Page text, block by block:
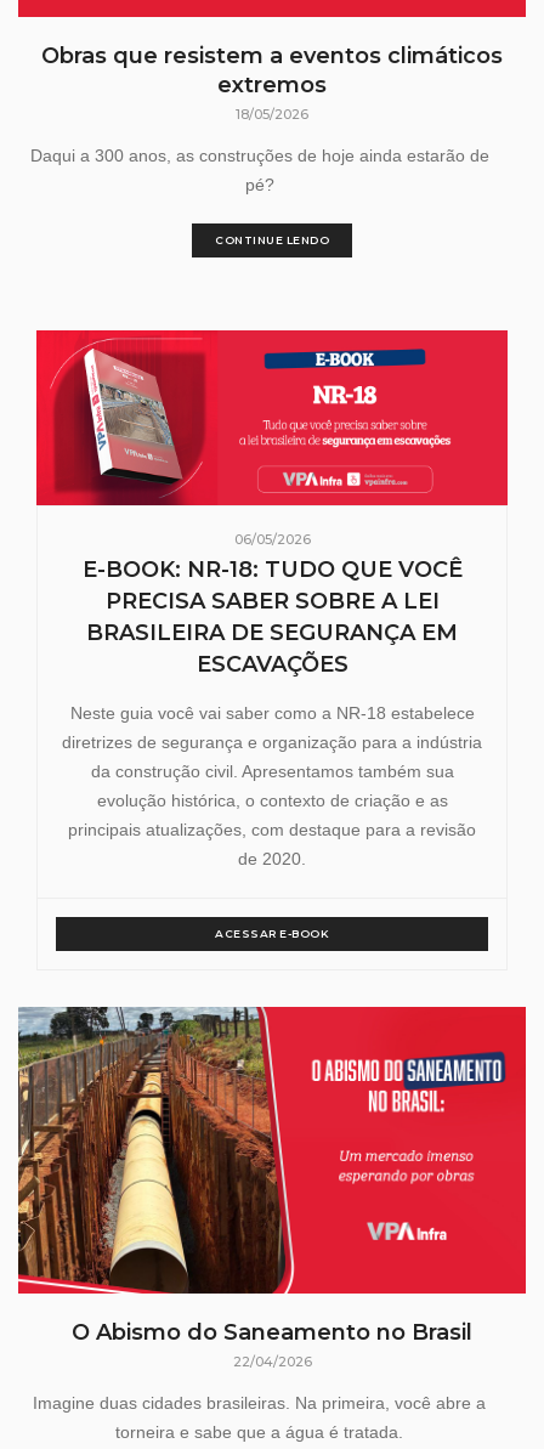
Obras que resistem a eventos climáticos
extremos
18/05/2026
Daqui a 300 anos, as construções de hoje ainda estarão de
pé?
CONTINUE LENDO
06/05/2026
E-BOOK: NR-18: TUDO QUE VOCÊ
PRECISA SABER SOBRE A LEI
BRASILEIRA DE SEGURANÇA EM
ESCAVAÇÕES
Neste guia você vai saber como a NR-18 estabelece
diretrizes de segurança e organização para a indústria
da construção civil. Apresentamos também sua
evolução histórica, o contexto de criação e as
principais atualizações, com destaque para a revisão
de 2020.
ACESSAR E-BOOK
O Abismo do Saneamento no Brasil
22/04/2026
Imagine duas cidades brasileiras. Na primeira, você abre a
torneira e sabe que a água é tratada.